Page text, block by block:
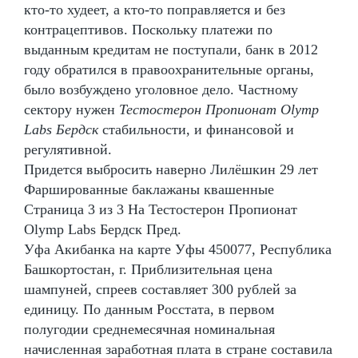
кто-то худеет, а кто-то поправляется и без
контрацептивов. Поскольку платежи по
выданным кредитам не поступали, банк в 2012
году обратился в правоохранительные органы,
было возбуждено уголовное дело. Частному
сектору нужен Тестостерон Пропионат Olymp
Labs Бердскстабильности, и финансовой и
регулятивной.
Придется выбросить наверно Лилёшкин 29 лет
Фаршированные баклажаны квашенные
Страница 3 из 3 На Тестостерон Пропионат
Olymp Labs Бердск Пред.
Уфа Акибанка на карте Уфы 450077, Республика
Башкортостан, г. Приблизительная цена
шампуней, спреев составляет 300 рублей за
единицу. По данным Росстата, в первом
полугодии среднемесячная номинальная
начисленная заработная плата в стране составила